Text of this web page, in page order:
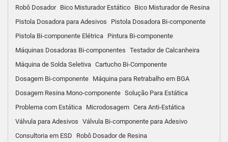
Robô Dosador Bico Misturador Estático Bico Misturador de Resina
Pistola Dosadora para Adesivos
Pistola Dosadora Bi-componente
Pistola Bi-componente Elétrica Pintura Bi-componente
Máquinas Dosadoras Bi-componentes Testador de Calcanheira
Máquina de Solda Seletiva Cartucho Bi-Componente
Dosagem Bi-componente Máquina para Retrabalho em BGA
Dosagem Resina Mono-componente Solução Para Estática
Problema com Estática Microdosagem Cera Anti-Estática
Válvula para Adesivos Válvula Bi-componente para Adesivo
Consultoria em ESD
Robô Dosador de Resina